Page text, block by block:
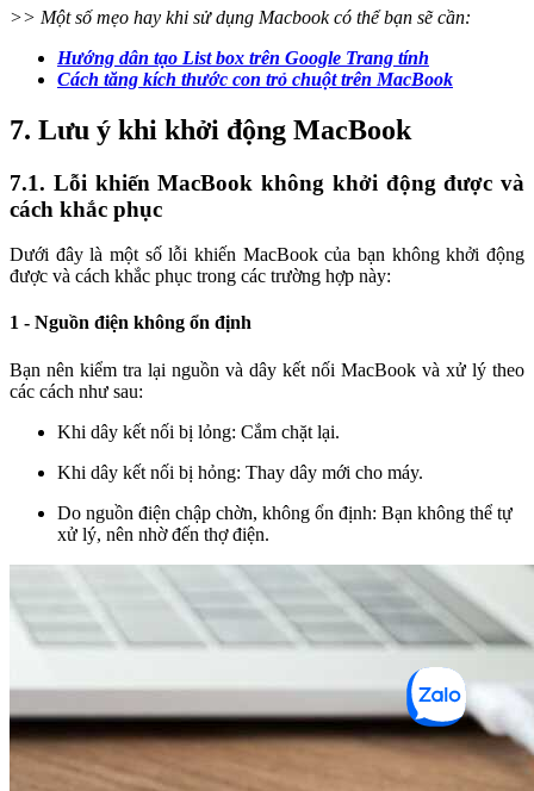
>> Một số mẹo hay khi sử dụng Macbook có thể bạn sẽ cần:
Hướng dân tạo List box trên Google Trang tính
Cách tăng kích thước con trỏ chuột trên MacBook
7. Lưu ý khi khởi động MacBook
7.1. Lỗi khiến MacBook không khởi động được và
cách khắc phục
Dưới đây là một số lỗi khiến MacBook của bạn không khởi động
được và cách khắc phục trong các trường hợp này:
1 - Nguồn điện không ổn định
Bạn nên kiểm tra lại nguồn và dây kết nối MacBook và xử lý theo
các cách như sau:
Khi dây kết nối bị lỏng: Cắm chặt lại.
Khi dây kết nối bị hỏng: Thay dây mới cho máy.
Do nguồn điện chập chờn, không ổn định: Bạn không thể tự
xử lý, nên nhờ đến thợ điện.